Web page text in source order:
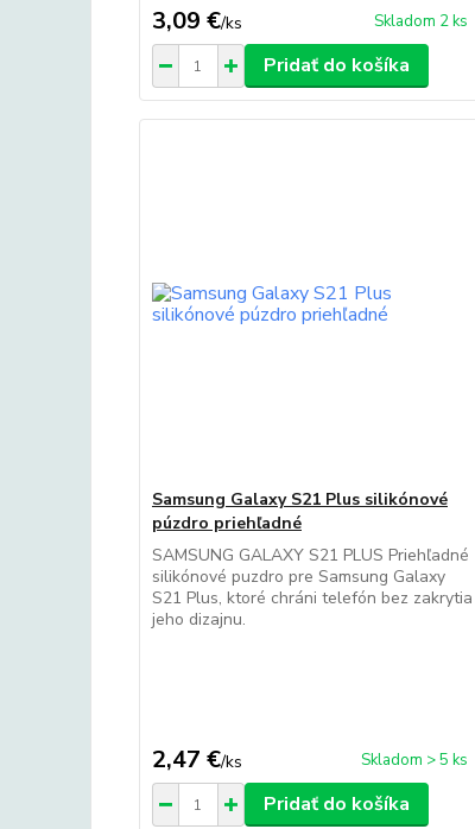
3,09 €/ks Skladom 2 ks
Pridať do košíka
Samsung Galaxy S21 Plus silikónové
púzdro priehľadné
SAMSUNG GALAXY S21 PLUS Priehľadné
silikónové puzdro pre Samsung Galaxy
S21 Plus, ktoré chráni telefón bez zakrytia
jeho dizajnu.
2,47 €/ks Skladom > 5 ks
Pridať do košíka